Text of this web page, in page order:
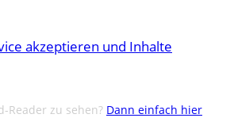
akzeptieren und Inhalte
Reader zu sehen? Dann einfach hier